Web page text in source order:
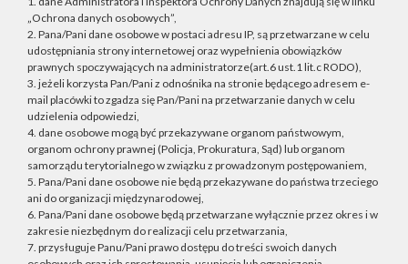
„Ochrona danych osobowych”,
2. Pana/Pani dane osobowe w postaci adresu IP, są przetwarzane w celu
udostępniania strony internetowej oraz wypełnienia obowiązków
prawnych spoczywających na administratorze(art.6 ust.1 lit.c RODO),
3. jeżeli korzysta Pan/Pani z odnośnika na stronie będącego adresem e-
mail placówki to zgadza się Pan/Pani na przetwarzanie danych w celu
udzielenia odpowiedzi,
4. dane osobowe mogą być przekazywane organom państwowym,
organom ochrony prawnej (Policja, Prokuratura, Sąd) lub organom
samorządu terytorialnego w związku z prowadzonym postępowaniem,
5. Pana/Pani dane osobowe nie będą przekazywane do państwa trzeciego
ani do organizacji międzynarodowej,
6. Pana/Pani dane osobowe będą przetwarzane wyłącznie przez okres i w
zakresie niezbędnym do realizacji celu przetwarzania,
7. przysługuje Panu/Pani prawo dostępu do treści swoich danych